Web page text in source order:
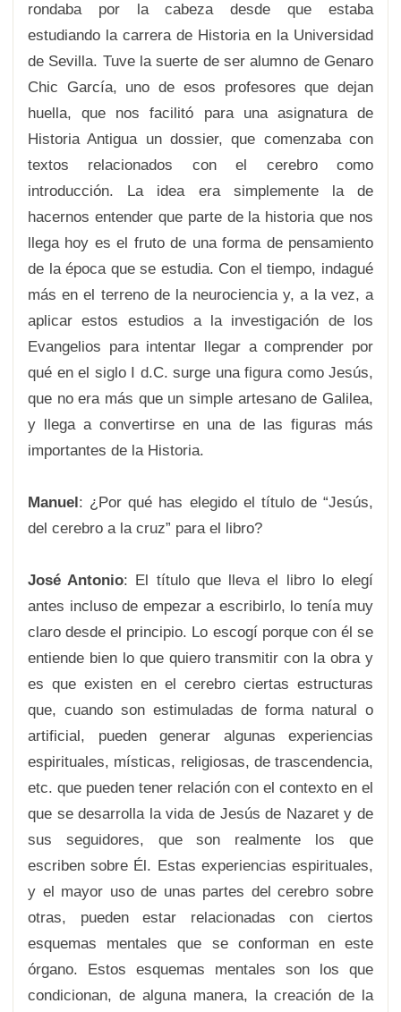
rondaba por la cabeza desde que estaba
estudiando la carrera de Historia en la Universidad
de Sevilla. Tuve la suerte de ser alumno de Genaro
Chic García, uno de esos profesores que dejan
huella, que nos facilitó para una asignatura de
Historia Antigua un dossier, que comenzaba con
textos relacionados con el cerebro como
introducción. La idea era simplemente la de
hacernos entender que parte de la historia que nos
llega hoy es el fruto de una forma de pensamiento
de la época que se estudia. Con el tiempo, indagué
más en el terreno de la neurociencia y, a la vez, a
aplicar estos estudios a la investigación de los
Evangelios para intentar llegar a comprender por
qué en el siglo I d.C. surge una figura como Jesús,
que no era más que un simple artesano de Galilea,
y llega a convertirse en una de las figuras más
importantes de la Historia.
Manuel: ¿Por qué has elegido el título de “Jesús,
del cerebro a la cruz” para el libro?
José Antonio: El título que lleva el libro lo elegí
antes incluso de empezar a escribirlo, lo tenía muy
claro desde el principio. Lo escogí porque con él se
entiende bien lo que quiero transmitir con la obra y
es que existen en el cerebro ciertas estructuras
que, cuando son estimuladas de forma natural o
artificial, pueden generar algunas experiencias
espirituales, místicas, religiosas, de trascendencia,
etc. que pueden tener relación con el contexto en el
que se desarrolla la vida de Jesús de Nazaret y de
sus seguidores, que son realmente los que
escriben sobre Él. Estas experiencias espirituales,
y el mayor uso de unas partes del cerebro sobre
otras, pueden estar relacionadas con ciertos
esquemas mentales que se conforman en este
órgano. Estos esquemas mentales son los que
condicionan, de alguna manera, la creación de la